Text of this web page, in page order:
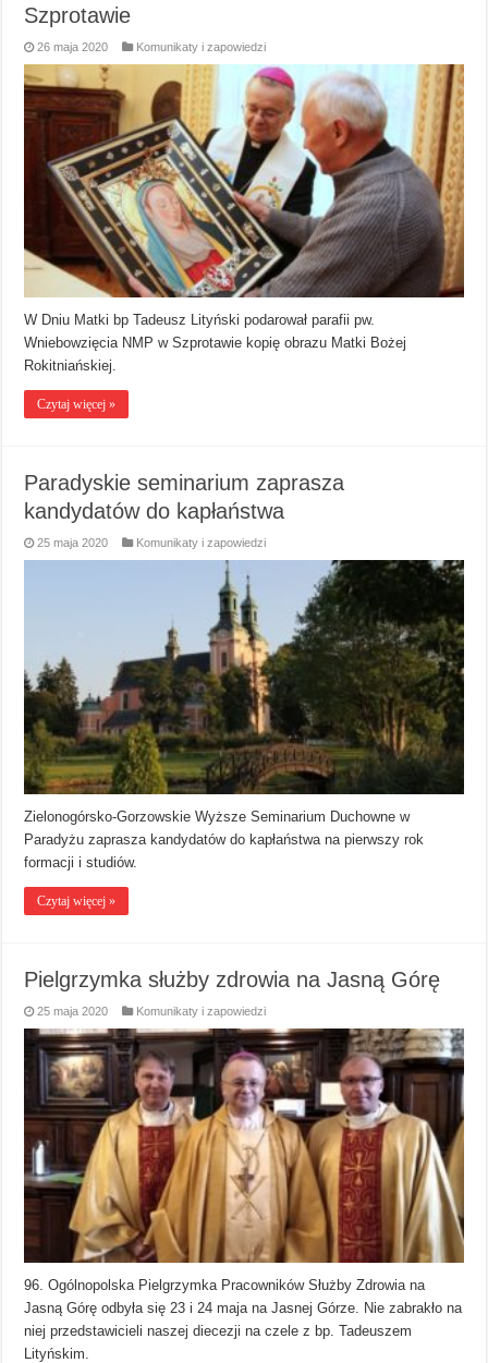
Szprotawie
26 maja 2020 Komunikaty i zapowiedzi
W Dniu Matki bp Tadeusz Lityński podarował parafii pw.
Wniebowzięcia NMP w Szprotawie kopię obrazu Matki Bożej
Rokitniańskiej.
Czytaj więcej »
Paradyskie seminarium zaprasza
kandydatów do kapłaństwa
25 maja 2020 Komunikaty i zapowiedzi
Zielonogórsko-Gorzowskie Wyższe Seminarium Duchowne w
Paradyżu zaprasza kandydatów do kapłaństwa na pierwszy rok
formacji i studiów.
Czytaj więcej »
Pielgrzymka służby zdrowia na Jasną Górę
25 maja 2020 Komunikaty i zapowiedzi
96. Ogólnopolska Pielgrzymka Pracowników Służby Zdrowia na
Jasną Górę odbyła się 23 i 24 maja na Jasnej Górze. Nie zabrakło na
niej przedstawicieli naszej diecezji na czele z bp. Tadeuszem
Lityńskim.